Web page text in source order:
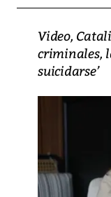
Video,
criminales,
suicidarse’